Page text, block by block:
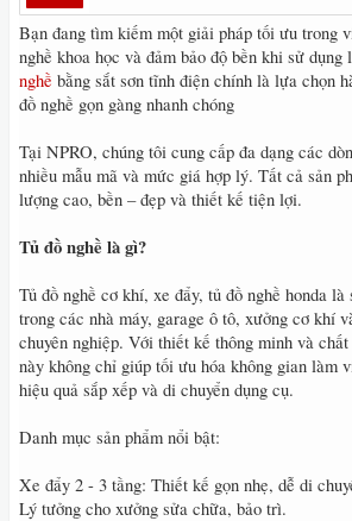
Bạn đang tìm kiếm một giải pháp tối ưu trong
nghề khoa học và đảm bảo độ bền khi sử dụng
nghề bằng sắt sơn tĩnh điện chính là lựa chọn
đồ nghề gọn gàng nhanh chóng
Tại NPRO, chúng tôi cung cấp đa dạng các
nhiều mẫu mã và mức giá hợp lý. Tất cả sản
lượng cao, bền – đẹp và thiết kế tiện lợi.
Tủ đồ nghề là gì?
Tủ đồ nghề cơ khí, xe đẩy, tủ đồ nghề honda là
trong các nhà máy, garage ô tô, xưởng cơ khí
chuyên nghiệp. Với thiết kế thông minh và
này không chỉ giúp tối ưu hóa không gian làm
hiệu quả sắp xếp và di chuyển dụng cụ.
Danh mục sản phẩm nổi bật:
Xe đẩy 2 - 3 tầng: Thiết kế gọn nhẹ, dễ di
Lý tưởng cho xưởng sửa chữa, bảo trì.